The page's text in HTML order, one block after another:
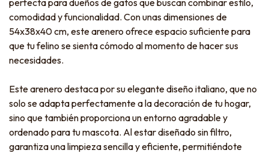
perfecta para dueños de gatos que buscan combinar estilo,
comodidad y funcionalidad. Con unas dimensiones de
54x38x40 cm, este arenero ofrece espacio suficiente para
que tu felino se sienta cómodo al momento de hacer sus
necesidades.
Este arenero destaca por su elegante diseño italiano, que no
solo se adapta perfectamente a la decoración de tu hogar,
sino que también proporciona un entorno agradable y
ordenado para tu mascota. Al estar diseñado sin filtro,
garantiza una limpieza sencilla y eficiente, permitiéndote